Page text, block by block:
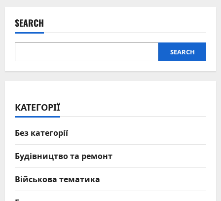
SEARCH
SEARCH
КАТЕГОРІЇ
Без категорії
Будівництво та ремонт
Військова тематика